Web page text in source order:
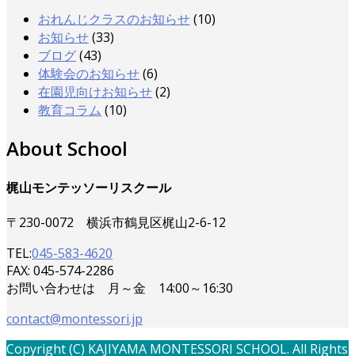
おれんじクラスのお知らせ(10)
お知らせ(33)
ブログ(43)
体験会のお知らせ(6)
在園児向けお知らせ(2)
教育コラム (10)
About School
梶山モンテッソーリスクール
〒230-0072 横浜市鶴見区梶山2-6-12
TEL:045-583-4620
FAX: 045-574-2286
お問い合わせは 月～金 14:00～16:30
contact@montessori.jp
Copyright (C) KAJIYAMA MONTESSORI SCHOOL. All Rights